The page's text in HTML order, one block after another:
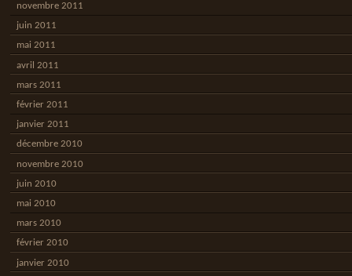
novembre 2011
juin 2011
mai 2011
avril 2011
mars 2011
février 2011
janvier 2011
décembre 2010
novembre 2010
juin 2010
mai 2010
mars 2010
février 2010
janvier 2010